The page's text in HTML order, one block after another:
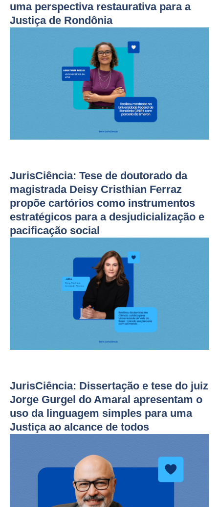
uma perspectiva restaurativa para a
Justiça de Rondônia
JurisCiência: Tese de doutorado da
magistrada Deisy Cristhian Ferraz
propõe cartórios como instrumentos
estratégicos para a desjudicialização e
pacificação social
JurisCiência: Dissertação e tese do juiz
Jorge Gurgel do Amaral apresentam o
uso da linguagem simples para uma
Justiça ao alcance de todos